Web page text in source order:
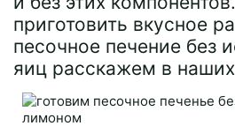
приготовить вкусное
песочное печение без
яиц расскажем в